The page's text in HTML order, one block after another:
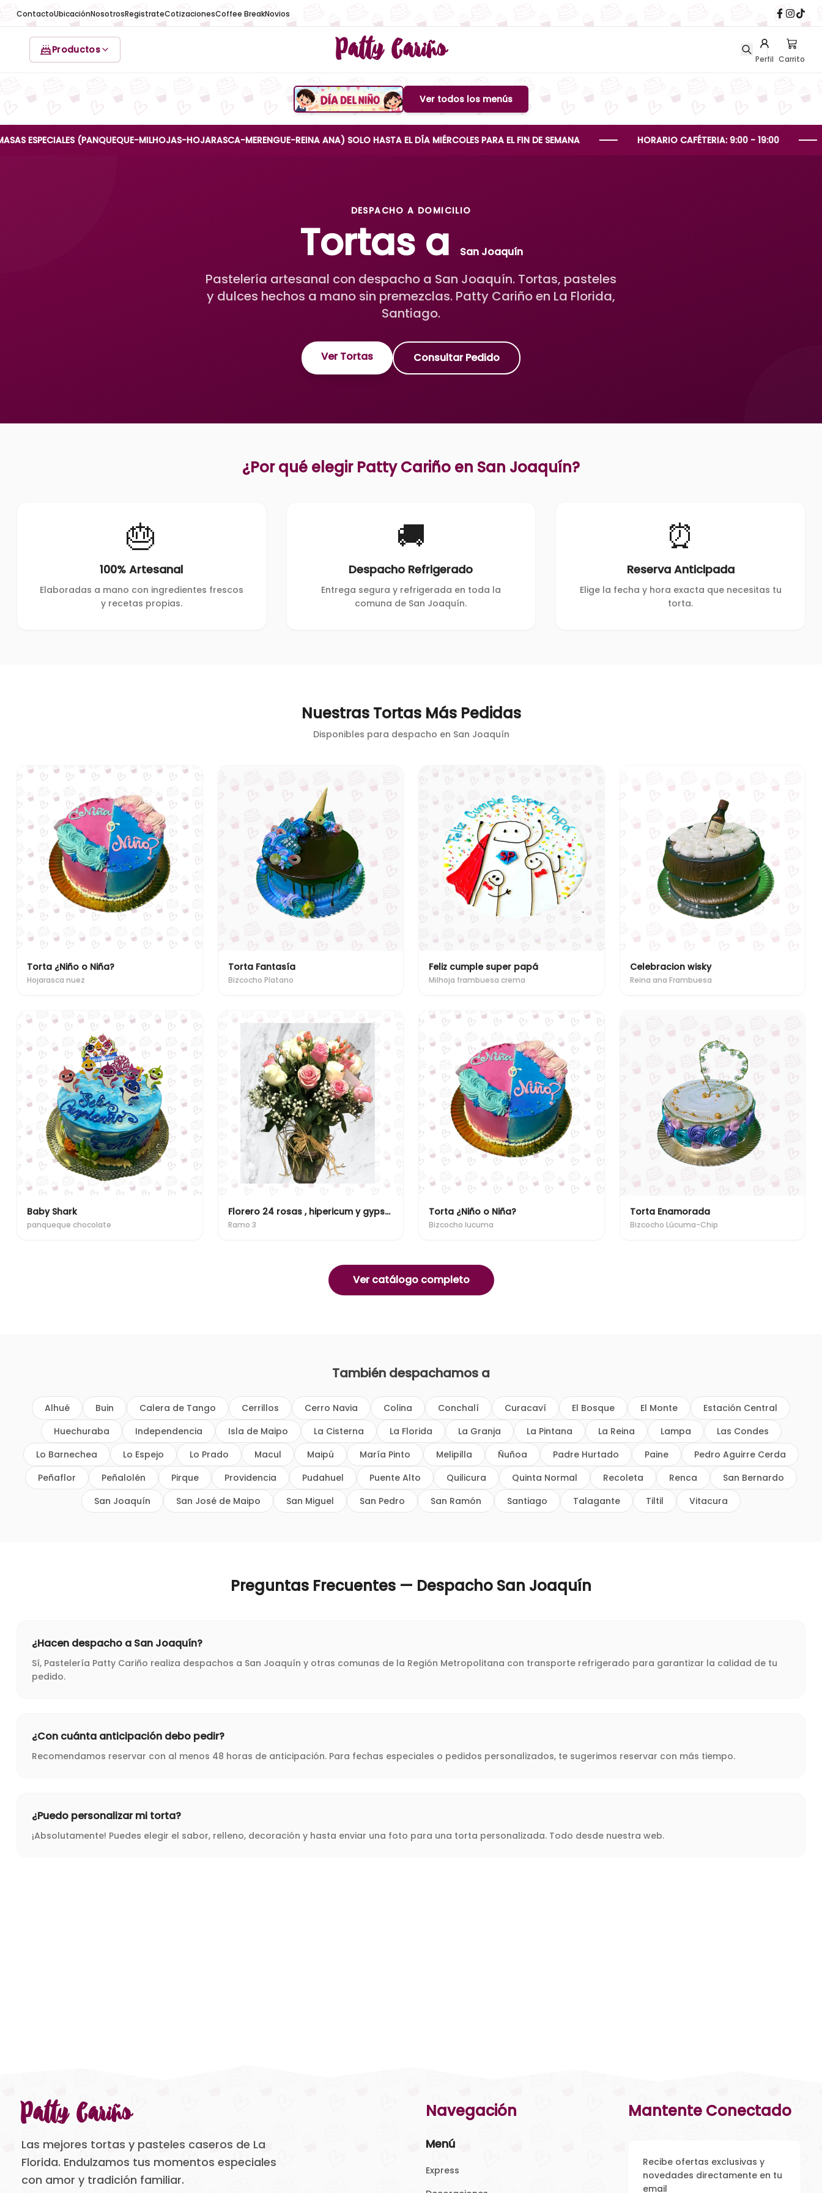
ContactoUbicaciónNosotrosRegistrateCotizacionesCoffee BreakNovios
Productos Patty Cariño Perfil Carrito
Boton de menuVer todos los menús
(PANQUEQUE-MILHOJAS-HOJARASCA-MERENGUE-REINA ANA) SOLO HASTA EL DÍA MIÉRCOLES PARA EL FIN DE SEMANA HORARIO CAFÉTERIA: 9:00 - 19:00
DESPACHO A DOMICILIO
Tortas a San Joaquín
Pastelería artesanal con despacho a San Joaquín. Tortas, pasteles
y dulces hechos a mano sin premezclas. Patty Cariño en La Florida,
Santiago.
Ver Tortas Consultar Pedido
¿Por qué elegir Patty Cariño en San Joaquín?
🎂
100% Artesanal
Elaboradas a mano con ingredientes frescos
y recetas propias.
🚚
Despacho Refrigerado
Entrega segura y refrigerada en toda la
comuna de San Joaquín.
⏰
Reserva Anticipada
Elige la fecha y hora exacta que necesitas tu
torta.
Nuestras Tortas Más Pedidas
Disponibles para despacho en San Joaquín
Torta ¿Niño o Niña?
Hojarasca nuez
Torta Fantasía
Bizcocho Platano
Feliz cumple super papá
Milhoja frambuesa crema
Celebracion wisky
Reina ana Frambuesa
Baby Shark
panqueque chocolate
Florero 24 rosas , hipericum y gypsofilia
Ramo 3
Torta ¿Niño o Niña?
Bizcocho lucuma
Torta Enamorada
Bizcocho Lúcuma-Chip
Ver catálogo completo
También despachamos a
Alhué Buin Calera de Tango Cerrillos Cerro Navia Colina Conchalí Curacaví El Bosque El Monte
Estación Central
Huechuraba
Independencia Isla de Maipo La Cisterna La Florida La Granja La Pintana La Reina Lampa
Las Condes
Lo Barnechea
Lo Espejo Lo Prado Macul Maipú María Pinto Melipilla Ñuñoa Padre Hurtado Paine
Pedro Aguirre Cerda
Peñaflor
Peñalolén Pirque Providencia Pudahuel Puente Alto Quilicura Quinta Normal Recoleta Renca
San Bernardo
San Joaquín
San José de Maipo San Miguel San Pedro San Ramón Santiago Talagante Tiltil Vitacura
Preguntas Frecuentes — Despacho San Joaquín
¿Hacen despacho a San Joaquín?
Sí, Pastelería Patty Cariño realiza despachos a San Joaquín y otras comunas de la Región Metropolitana con transporte refrigerado para garantizar la calidad de tu
pedido.
¿Con cuánta anticipación debo pedir?
Recomendamos reservar con al menos 48 horas de anticipación. Para fechas especiales o pedidos personalizados, te sugerimos reservar con más tiempo.
¿Puedo personalizar mi torta?
¡Absolutamente! Puedes elegir el sabor, relleno, decoración y hasta enviar una foto para una torta personalizada. Todo desde nuestra web.
Patty Cariño
Las mejores tortas y pasteles caseros de La
Florida. Endulzamos tus momentos especiales
con amor y tradición familiar.
Navegación
Menú
Express
Mantente Conectado
Recibe ofertas exclusivas y
novedades directamente en tu
email